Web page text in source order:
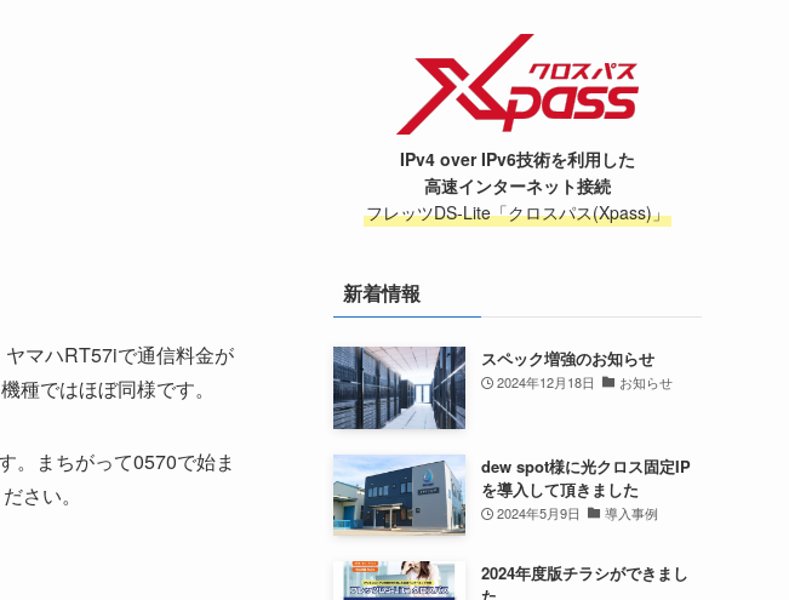
マハRT57iで通信料金が
種ではほぼ同様です。
。まちがって0570で始ま
さい。
IPv4 over IPv6技術を利用した
高速インターネット接続
フレッツDS-Lite「クロスパス(Xpass)」
新着情報
スペック増強のお知らせ
2024年12月18日 お知らせ
dew spot様に光クロス固定IP
を導入して頂きました
2024年5月9日 導入事例
2024年度版チラシができまし